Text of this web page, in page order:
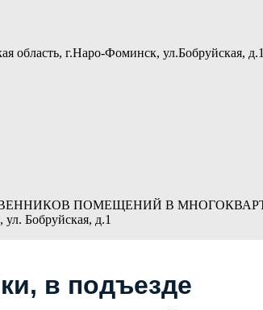
область, г.Наро-Фоминск,
ПОМЕЩЕНИЙ В
Бобруйская, д.1
в подъезде